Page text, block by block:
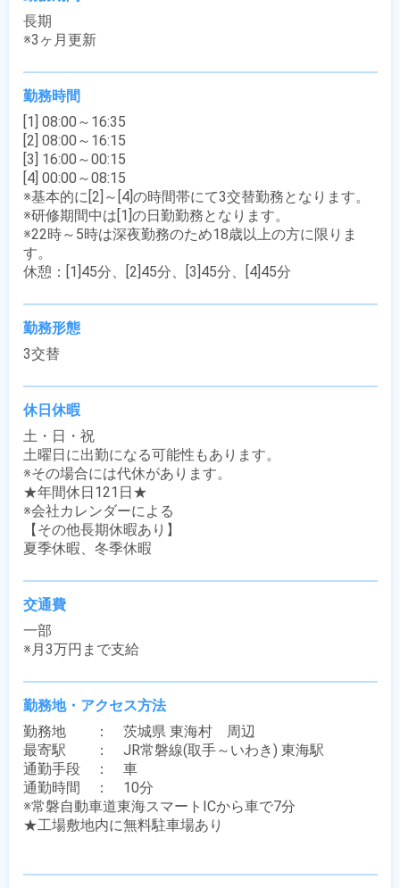
長期
※3ヶ月更新
勤務時間
[1] 08:00～16:35
[2] 08:00～16:15
[3] 16:00～00:15
[4] 00:00～08:15
※基本的に[2]～[4]の時間帯にて3交替勤務となります。
※研修期間中は[1]の日勤勤務となります。
※22時～5時は深夜勤務のため18歳以上の方に限りま
す。
休憩：[1]45分、[2]45分、[3]45分、[4]45分
勤務形態
3交替
休日休暇
土・日・祝
土曜日に出勤になる可能性もあります。
※その場合には代休があります。
★年間休日121日★
※会社カレンダーによる
【その他長期休暇あり】
夏季休暇、冬季休暇
交通費
一部
※月3万円まで支給
勤務地・アクセス方法
勤務地　　：　茨城県 東海村　周辺
最寄駅　　：　JR常磐線(取手～いわき) 東海駅
通勤手段　：　車
通勤時間　：　10分
※常磐自動車道東海スマートICから車で7分
★工場敷地内に無料駐車場あり